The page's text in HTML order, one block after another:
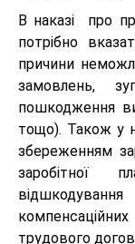
В наказі про
потрібно
причини
замовлень,
пошкодження
тощо). Також у
збереженням
заробітної
відшкодування
трудового